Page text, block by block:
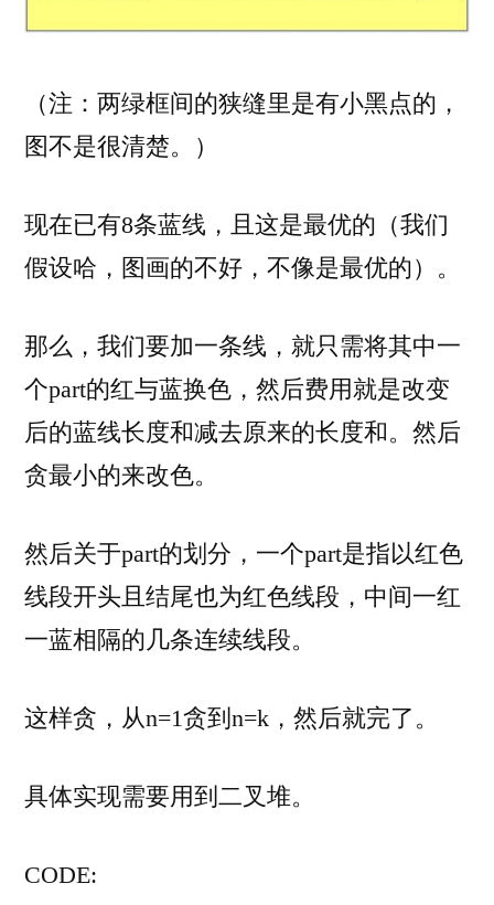
（注：两绿框间的狭缝里是有小黑点的，
图不是很清楚。）
现在已有8条蓝线，且这是最优的（我们
假设哈，图画的不好，不像是最优的）。
那么，我们要加一条线，就只需将其中一
个part的红与蓝换色，然后费用就是改变
后的蓝线长度和减去原来的长度和。然后
贪最小的来改色。
然后关于part的划分，一个part是指以红色
线段开头且结尾也为红色线段，中间一红
一蓝相隔的几条连续线段。
这样贪，从n=1贪到n=k，然后就完了。
具体实现需要用到二叉堆。
CODE: